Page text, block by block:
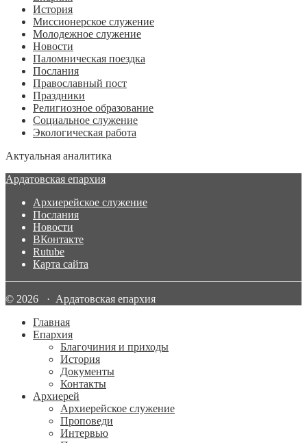
История
Миссионерское служение
Молодежное служение
Новости
Паломническая поездка
Послания
Православный пост
Праздники
Религиозное образование
Социальное служение
Экологическая работа
Актуальная аналитика
Ардатовская епархия
Архиерейское служение
Послания
Новости
ВКонтакте
Rutube
Карта сайта
© 2026 · Ардатовская епархия
Главная
Епархия
Благочиния и приходы
История
Документы
Контакты
Архиерей
Архиерейское служение
Проповеди
Интервью